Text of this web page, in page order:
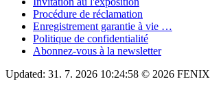
Procédure de réclamation
Enregistrement garantie à vie …
Politique de confidentialité
Abonnez-vous à la newsletter
Updated: 31. 7. 2026 10:24:58 © 2026 FENIX